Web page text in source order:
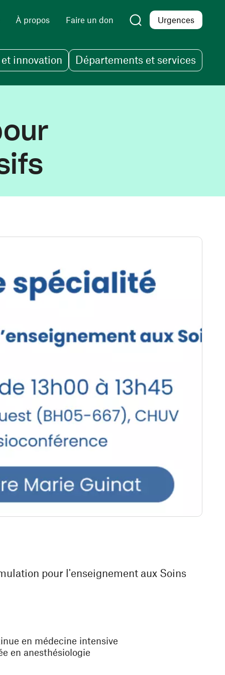
À propos Faire un don Urgences
innovation Départements et services
pour l'enseignement aux Soins
en médecine intensive
en anesthésiologie